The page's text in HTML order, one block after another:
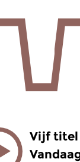
Vijf titel